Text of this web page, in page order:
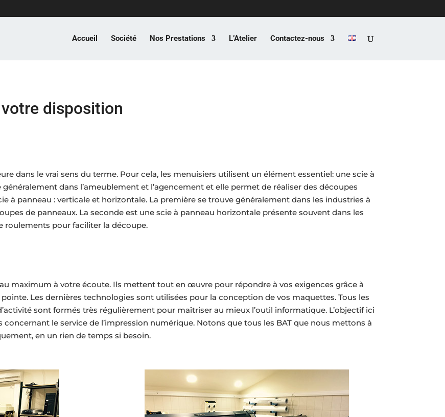
Accueil Société Nos Prestations L’Atelier Contactez-nous
disposition
dans le vrai sens du terme. Pour cela, les menuisiers utilisent un élément essentiel: une scie à
dans l’ameublement et l’agencement et elle permet de réaliser des découpes
à panneau : verticale et horizontale. La première se trouve généralement dans les industries à
de panneaux. La seconde est une scie à panneau horizontale présente souvent dans les
roulements pour faciliter la découpe.
maximum à votre écoute. Ils mettent tout en œuvre pour répondre à vos exigences grâce à
Les dernières technologies sont utilisées pour la conception de vos maquettes. Tous les
sont formés très régulièrement pour maîtriser au mieux l’outil informatique. L’objectif ici
le service de l’impression numérique. Notons que tous les BAT que nous mettons à
en un rien de temps si besoin.